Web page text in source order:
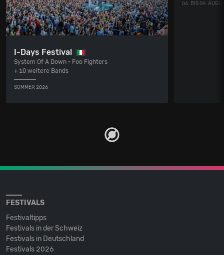
I-Days Festival
System Of A Down • Foo Fighters
+ 10 weitere Bands
SOMMER 2026
06. BIS 09.
FESTIVALS
Festivaltipps
Festivals in der Schweiz
Festivals in Deutschland
Festivals 2026